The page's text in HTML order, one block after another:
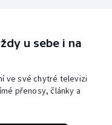
u sebe i na
ve své chytré televizi
přenosy, články a